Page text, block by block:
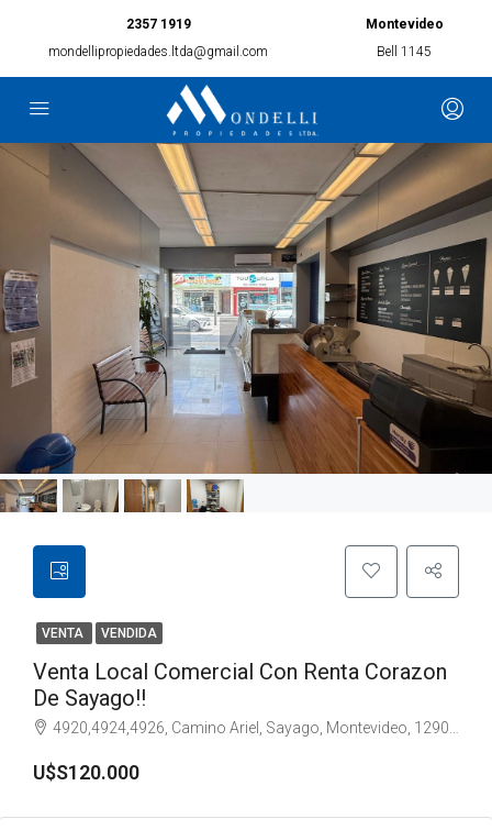
2357 1919
mondellipropiedades.ltda@gmail.com
Montevideo
Bell 1145
VENTA VENDIDA
Venta Local Comercial Con Renta Corazon
De Sayago!!
4920,4924,4926, Camino Ariel, Sayago, Montevideo, 12900, Uruguay
U$S120.000